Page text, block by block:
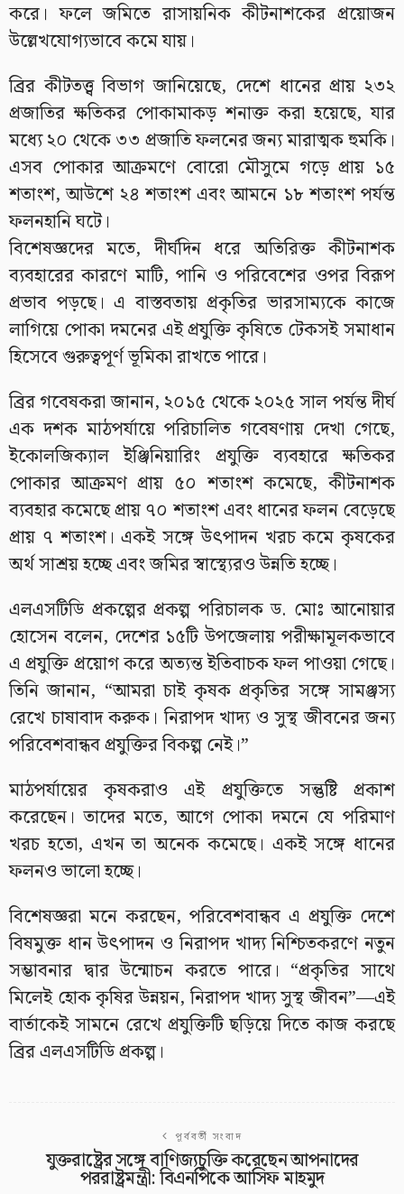
করে। ফলে জমিতে রাসায়নিক কীটনাশকের প্রয়োজন
উল্লেখযোগ্যভাবে কমে যায়।
ব্রির কীটতত্ত্ব বিভাগ জানিয়েছে, দেশে ধানের প্রায় ২৩২
প্রজাতির ক্ষতিকর পোকামাকড় শনাক্ত করা হয়েছে, যার
মধ্যে ২০ থেকে ৩৩ প্রজাতি ফলনের জন্য মারাত্মক হুমকি।
এসব পোকার আক্রমণে বোরো মৌসুমে গড়ে প্রায় ১৫
শতাংশ, আউশে ২৪ শতাংশ এবং আমনে ১৮ শতাংশ পর্যন্ত
ফলনহানি ঘটে।
বিশেষজ্ঞদের মতে, দীর্ঘদিন ধরে অতিরিক্ত কীটনাশক
ব্যবহারের কারণে মাটি, পানি ও পরিবেশের ওপর বিরূপ
প্রভাব পড়ছে। এ বাস্তবতায় প্রকৃতির ভারসাম্যকে কাজে
লাগিয়ে পোকা দমনের এই প্রযুক্তি কৃষিতে টেকসই সমাধান
হিসেবে গুরুত্বপূর্ণ ভূমিকা রাখতে পারে।
ব্রির গবেষকরা জানান, ২০১৫ থেকে ২০২৫ সাল পর্যন্ত দীর্ঘ
এক দশক মাঠপর্যায়ে পরিচালিত গবেষণায় দেখা গেছে,
ইকোলজিক্যাল ইঞ্জিনিয়ারিং প্রযুক্তি ব্যবহারে ক্ষতিকর
পোকার আক্রমণ প্রায় ৫০ শতাংশ কমেছে, কীটনাশক
ব্যবহার কমেছে প্রায় ৭০ শতাংশ এবং ধানের ফলন বেড়েছে
প্রায় ৭ শতাংশ। একই সঙ্গে উৎপাদন খরচ কমে কৃষকের
অর্থ সাশ্রয় হচ্ছে এবং জমির স্বাস্থ্যেরও উন্নতি হচ্ছে।
এলএসটিডি প্রকল্পের প্রকল্প পরিচালক ড. মোঃ আনোয়ার
হোসেন বলেন, দেশের ১৫টি উপজেলায় পরীক্ষামূলকভাবে
এ প্রযুক্তি প্রয়োগ করে অত্যন্ত ইতিবাচক ফল পাওয়া গেছে।
তিনি জানান, “আমরা চাই কৃষক প্রকৃতির সঙ্গে সামঞ্জস্য
রেখে চাষাবাদ করুক। নিরাপদ খাদ্য ও সুস্থ জীবনের জন্য
পরিবেশবান্ধব প্রযুক্তির বিকল্প নেই।”
মাঠপর্যায়ের কৃষকরাও এই প্রযুক্তিতে সন্তুষ্টি প্রকাশ
করেছেন। তাদের মতে, আগে পোকা দমনে যে পরিমাণ
খরচ হতো, এখন তা অনেক কমেছে। একই সঙ্গে ধানের
ফলনও ভালো হচ্ছে।
বিশেষজ্ঞরা মনে করছেন, পরিবেশবান্ধব এ প্রযুক্তি দেশে
বিষমুক্ত ধান উৎপাদন ও নিরাপদ খাদ্য নিশ্চিতকরণে নতুন
সম্ভাবনার দ্বার উন্মোচন করতে পারে। “প্রকৃতির সাথে
মিলেই হোক কৃষির উন্নয়ন, নিরাপদ খাদ্য সুস্থ জীবন”—এই
বার্তাকেই সামনে রেখে প্রযুক্তিটি ছড়িয়ে দিতে কাজ করছে
ব্রির এলএসটিডি প্রকল্প।
পূর্ববর্তী সংবাদ
যুক্তরাষ্ট্রের সঙ্গে বাণিজ্যচুক্তি করেছেন আপনাদের
পররাষ্ট্রমন্ত্রী: বিএনপিকে আসিফ মাহমুদ